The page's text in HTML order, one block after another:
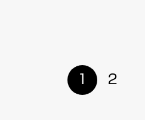
1 2